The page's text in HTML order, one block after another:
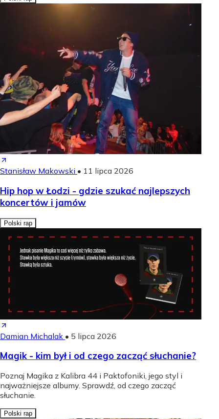
Stanisław Makowski • 11 lipca 2026
Hip hop w Łodzi - gdzie szukać najlepszych
koncertów i jamów
Polski rap
Damian Michalak • 5 lipca 2026
Magik - kim był i od czego zacząć słuchanie?
Poznaj Magika z Kalibra 44 i Paktofoniki, jego styl i
najważniejsze albumy. Sprawdź, od czego zacząć
słuchanie.
Polski rap